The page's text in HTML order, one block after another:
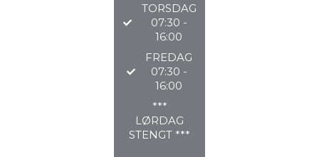
TORSDAG
07:30 -
16:00
FREDAG
07:30 -
16:00
***
LØRDAG
STENGT ***